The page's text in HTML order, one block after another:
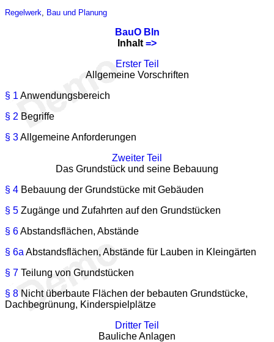
Regelwerk Bau und Planung
BauO Bln
Inhalt =>
Erster Teil
Allgemeine Vorschriften
§ 1 Anwendungsbereich
§ 2 Begriffe
§ 3Allgemeine Anforderungen
Zweiter Teil
Das Grundstück und seine Bebauung
§ 4 Bebauung der Grundstücke mit Gebäuden
§ 5 Zugänge und Zufahrten auf den Grundstücken
§ 6Abstandsflächen, Abstände
§ 6a Abstandsflächen, Abstände für Lauben in Kleingärten
§ 7 Teilung von Grundstücken
§ 8 Nicht überbaute Flächen der bebauten Grundstücke,
Dachbegrünung, Kinderspielplätze
Dritter Teil
Bauliche Anlagen